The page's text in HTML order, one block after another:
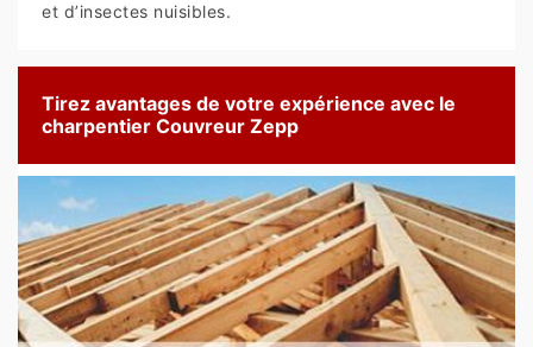
et d’insectes nuisibles.
Tirez avantages de votre expérience avec le
charpentier Couvreur Zepp